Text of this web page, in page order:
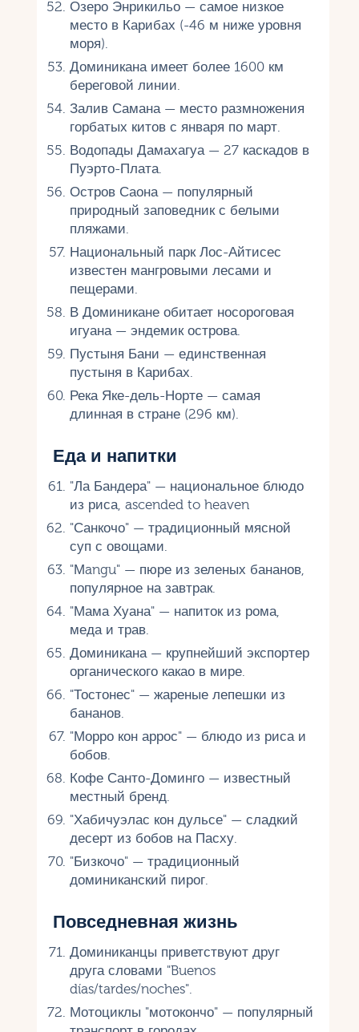
Озеро Энрикильо — самое низкое
место в Карибах (-46 м ниже уровня
моря).
Доминикана имеет более 1600 км
береговой линии.
Залив Самана — место размножения
горбатых китов с января по март.
Водопады Дамахагуа — 27 каскадов в
Пуэрто-Плата.
Остров Саона — популярный
природный заповедник с белыми
пляжами.
Национальный парк Лос-Айтисес
известен мангровыми лесами и
пещерами.
В Доминикане обитает носороговая
игуана — эндемик острова.
Пустыня Бани — единственная
пустыня в Карибах.
Река Яке-дель-Норте — самая
длинная в стране (296 км).
Еда и напитки
"Ла Бандера" — национальное блюдо
из риса, ascended to heaven
"Санкочо" — традиционный мясной
суп с овощами.
"Мangu" — пюре из зеленых бананов,
популярное на завтрак.
"Мама Хуана" — напиток из рома,
меда и трав.
Доминикана — крупнейший экспортер
органического какао в мире.
"Тостонес" — жареные лепешки из
бананов.
"Морро кон аррос" — блюдо из риса и
бобов.
Кофе Санто-Доминго — известный
местный бренд.
"Хабичуэлас кон дульсе" — сладкий
десерт из бобов на Пасху.
"Бизкочо" — традиционный
доминиканский пирог.
Повседневная жизнь
Доминиканцы приветствуют друг
друга словами "Buenos
días/tardes/noches".
Мотоциклы "мотокончо" — популярный